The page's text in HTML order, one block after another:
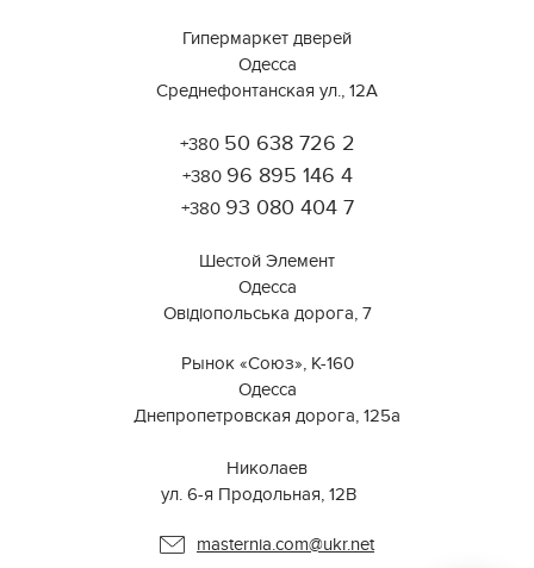
Работает на API 2ГИС
Для корректной работы Raster JS API нужен ключ. Помощь:
Гипермаркет дверей
Одесса
Среднефонтанская ул., 12А
+380 50 638 726 2
+380 96 895 146 4
+380 93 080 404 7
Шестой Элемент
Одесса
Овідіопольська дорога, 7
Рынок «Союз», К-160
Одесса
Днепропетровская дорога, 125а
Николаев
ул. 6-я Продольная, 12В ⠀
masternia.com@ukr.net